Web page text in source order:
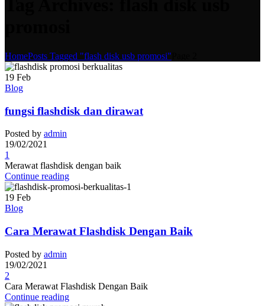
HomePosts Tagged "flash disk usb promosi"
19 Feb
Blog
fungsi flashdisk dan dirawat
Posted by admin
19/02/2021
1
Merawat flashdisk dengan baik
Continue reading
19 Feb
Blog
Cara Merawat Flashdisk Dengan Baik
Posted by admin
19/02/2021
2
Cara Merawat Flashdisk Dengan Baik
Continue reading